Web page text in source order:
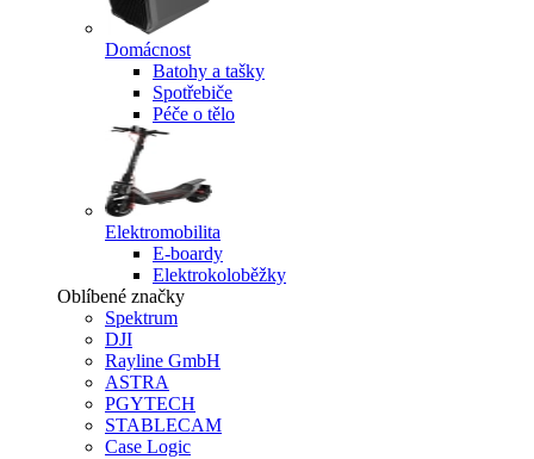
Domácnost
Batohy a tašky
Spotřebiče
Péče o tělo
Elektromobilita
E-boardy
Elektrokoloběžky
Oblíbené značky
Spektrum
DJI
Rayline GmbH
ASTRA
PGYTECH
STABLECAM
Case Logic